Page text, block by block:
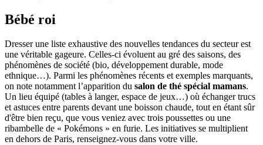
Bébé roi
Dresser une liste exhaustive des nouvelles tendances du secteur est
une véritable gageure. Celles-ci évoluent au gré des saisons, des
phénomènes de société (bio, développement durable, mode
ethnique…). Parmi les phénomènes récents et exemples marquants,
on note notamment l’apparition du salon de thé spécial mamans.
Un lieu équipé (tables à langer, espace de jeux…) où échanger trucs
et astuces entre parents devant une boisson chaude, tout en étant sûr
d'être bien reçu, que vous veniez avec trois poussettes ou une
ribambelle de « Pokémons » en furie. Les initiatives se multiplient
en dehors de Paris, renseignez-vous dans votre ville.